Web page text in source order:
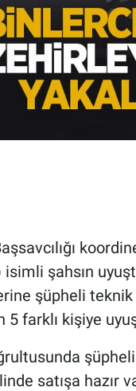
isimli şahsın
şüpheli teknik
5 farklı kişiye
satışa hazır